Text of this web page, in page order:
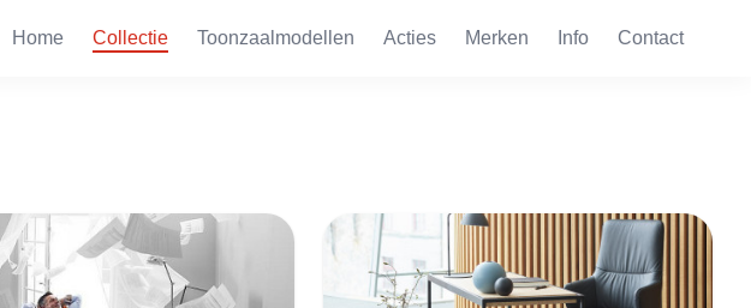
Home Collectie Toonzaalmodellen Acties Merken Info Contact